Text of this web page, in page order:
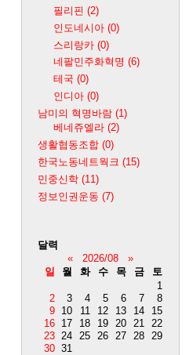
필리핀 (2)
인도네시아 (0)
스리랑카 (0)
네팔민주화혁명 (6)
테국 (0)
인디아 (0)
남미의 혁명바람 (1)
베네쥬엘라 (2)
생활협동조합 (0)
한국노동네트웍크 (15)
민중신학 (11)
정보인권운동 (7)
달력
«
2026/08
»
일
월 화 수 목 금
토
1
2
3 4 5 6 7
8
9 10 11 12 13 14
15
16 17 18 19 20 21
22
23 24 25 26 27 28
29
30 31